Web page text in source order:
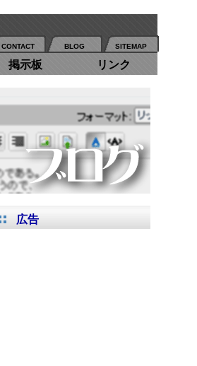
SITEMAP
BLOG
CONTACT
掲示板 リンク
広告